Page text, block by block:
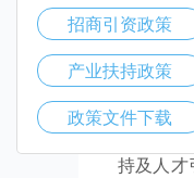
南昌市的
业等，通
持及人才
招商引资政策
产业扶持政策
政策文件下载